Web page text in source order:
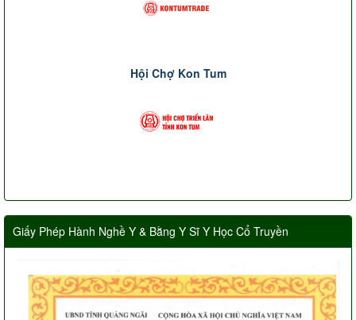
Hội Chợ Kon Tum
Giấy Phép Hành Nghề Y & Bằng Y Sĩ Y Học Cổ Truyền